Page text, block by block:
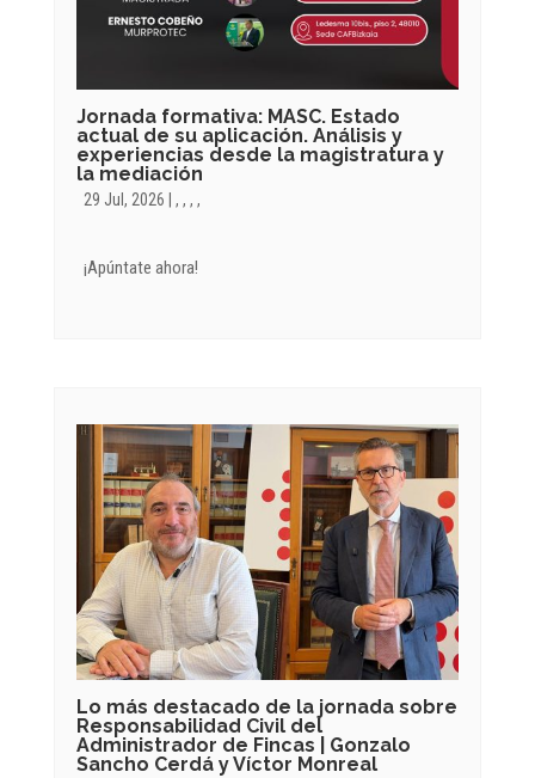
Jornada formativa: MASC. Estado
actual de su aplicación. Análisis y
experiencias desde la magistratura y
la mediación
29 Jul, 2026 |,,,,
¡Apúntate ahora!
Lo más destacado de la jornada sobre
Responsabilidad Civil del
Administrador de Fincas | Gonzalo
Sancho Cerdá y Víctor Monreal